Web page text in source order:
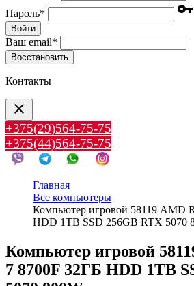
Пароль* vpn_key
Войти
Ваш email*
Воcстановить
Контакты
clear
+375(29)564-75-75
+375(44)564-75-75
Главная
Все компьютеры
Компьютер игровой 58119 AMD
HDD 1TB SSD 256GB RTX 5070
Компьютер игровой
7 8700F 32ГБ HDD 1TB